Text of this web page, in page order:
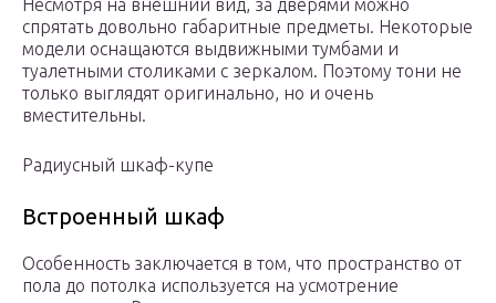
Несмотря на внешний вид, за дверями можно
спрятать довольно габаритные предметы. Некоторые
модели оснащаются выдвижными тумбами и
туалетными столиками с зеркалом. Поэтому тони не
только выглядят оригинально, но и очень
вместительны.
Радиусный шкаф-купе
Встроенный шкаф
Особенность заключается в том, что пространство от
пола до потолка используется на усмотрение